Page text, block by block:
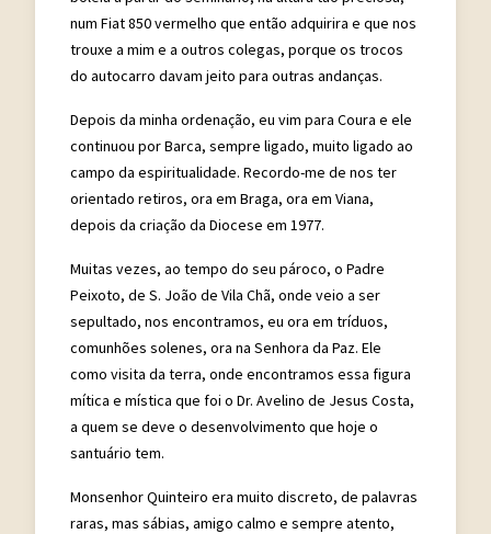
num Fiat 850 vermelho que então adquirira e que nos
trouxe a mim e a outros colegas, porque os trocos
do autocarro davam jeito para outras andanças.
Depois da minha ordenação, eu vim para Coura e ele
continuou por Barca, sempre ligado, muito ligado ao
campo da espiritualidade. Recordo-me de nos ter
orientado retiros, ora em Braga, ora em Viana,
depois da criação da Diocese em 1977.
Muitas vezes, ao tempo do seu pároco, o Padre
Peixoto, de S. João de Vila Chã, onde veio a ser
sepultado, nos encontramos, eu ora em tríduos,
comunhões solenes, ora na Senhora da Paz. Ele
como visita da terra, onde encontramos essa figura
mítica e mística que foi o Dr. Avelino de Jesus Costa,
a quem se deve o desenvolvimento que hoje o
santuário tem.
Monsenhor Quinteiro era muito discreto, de palavras
raras, mas sábias, amigo calmo e sempre atento,